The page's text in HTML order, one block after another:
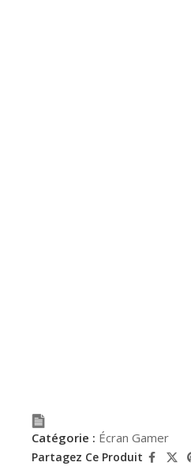
Catégorie : Écran Gamer
Partagez Ce Produit